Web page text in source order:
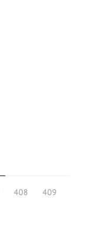
408
409